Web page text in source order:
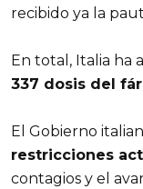
recibido ya la
En total, Italia ha
337 dosis del
El Gobierno
restricciones
contagios y el